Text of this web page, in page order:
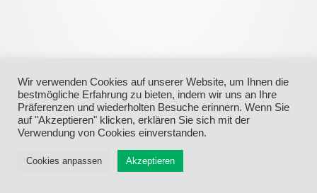
Menü
Wir verwenden Cookies auf unserer Website, um Ihnen die
bestmögliche Erfahrung zu bieten, indem wir uns an Ihre
Präferenzen und wiederholten Besuche erinnern. Wenn Sie
auf "Akzeptieren" klicken, erklären Sie sich mit der
Verwendung von Cookies einverstanden.
Cookies anpassen Akzeptieren